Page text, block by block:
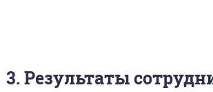
3. Результаты